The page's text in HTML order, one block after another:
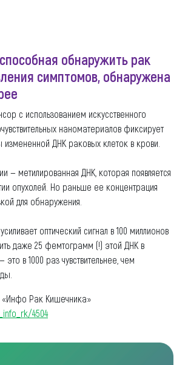
обнаружить рак
симптомов, обнаружена
с использованием искусственного
наноматериалов фиксирует
ДНК раковых клеток в крови.
— метилированная ДНК, которая появляется
опухолей. Но раньше ее концентрация
для обнаружения.
оптический сигнал в 100 миллионов
даже 25 фемтограмм (!) этой ДНК в
это в 1000 раз чувствительнее, чем
«Инфо Рак Кишечника»
4504